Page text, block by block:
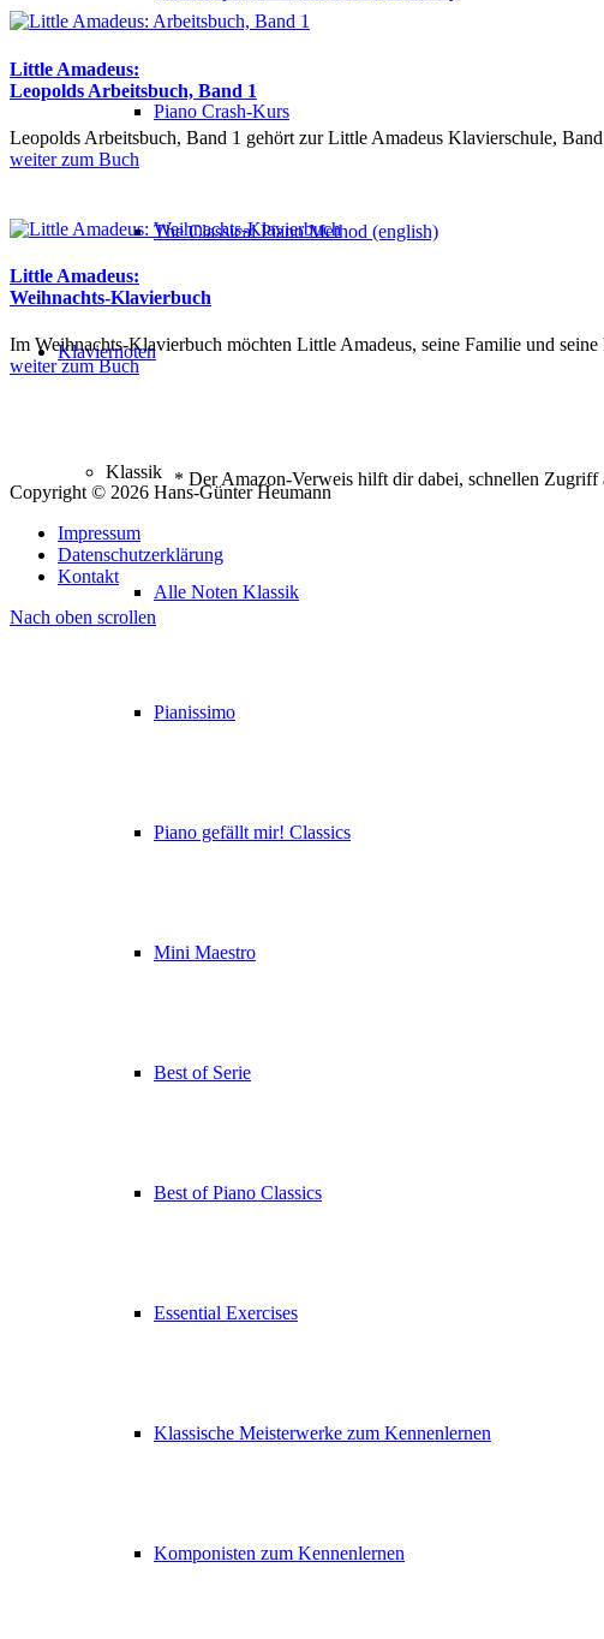
Piano Crash-Kurs
The Classical Piano Method (english)
Klaviernoten
Klassik
Alle Noten Klassik
Pianissimo
Piano gefällt mir! Classics
Mini Maestro
Best of Serie
Best of Piano Classics
Essential Exercises
Klassische Meisterwerke zum Kennenlernen
Komponisten zum Kennenlernen
Little Amadeus:
Leopolds Arbeitsbuch, Band 1
Leopolds Arbeitsbuch, Band 1 gehört zur Little Amadeus Klavierschule,
weiter zum Buch
Little Amadeus:
Weihnachts-Klavierbuch
Im Weihnachts-Klavierbuch möchten Little Amadeus, seine Familie und
weiter zum Buch
* Der Amazon-Verweis hilft dir dabei, schnellen Zugriff
Copyright © 2026 Hans-Günter Heumann
Impressum
Datenschutzerklärung
Kontakt
Nach oben scrollen